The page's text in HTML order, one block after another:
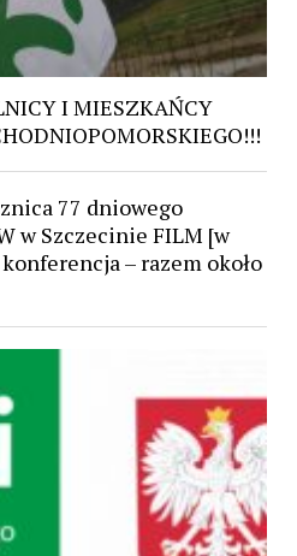
I MIESZKAŃCY
77 dniowego
w Szczecinie FILM [w
– razem około